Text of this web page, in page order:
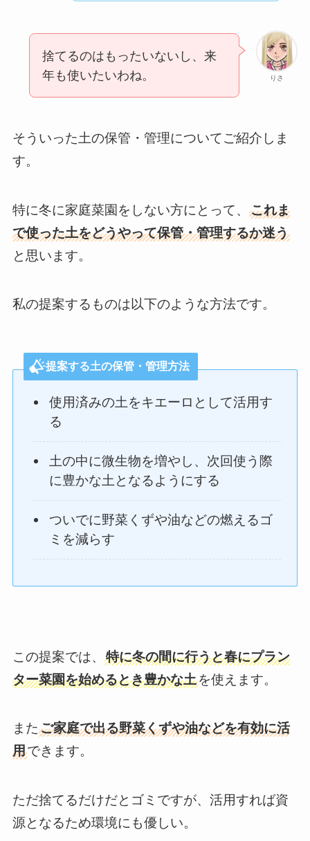
りさ
捨てるのはもったいないし、来
年も使いたいわね。
そういった土の保管・管理についてご紹介しま
す。
特に冬に家庭菜園をしない方にとって、 これま
で使った土をどうやって保管・管理するか迷う
と思います。
私の提案するものは以下のような方法です。
提案する土の保管・管理方法
使用済みの土をキエーロとして活用す
る
土の中に微生物を増やし、次回使う際
に豊かな土となるようにする
ついでに野菜くずや油などの燃えるゴ
ミを減らす
この提案では、 特に冬の間に行うと春にプラン
ター菜園を始めるとき豊かな土を使えます。
またご家庭で出る野菜くずや油などを有効に活
用できます。
ただ捨てるだけだとゴミですが、活用すれば資
源となるため環境にも優しい。